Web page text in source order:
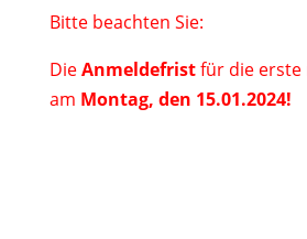
Bitte beachten Sie:
DieAnmeldefristfür die erste
am Montag, den 15.01.2024!